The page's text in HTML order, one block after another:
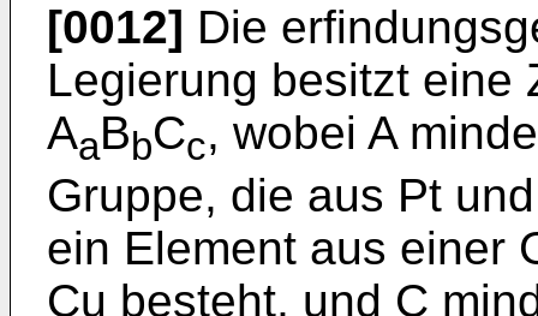
[0012] Die
Legierung besitzt eine
AaBbCc, wobei A
Gruppe, die aus Pt
ein Element aus einer
Cu besteht, und C